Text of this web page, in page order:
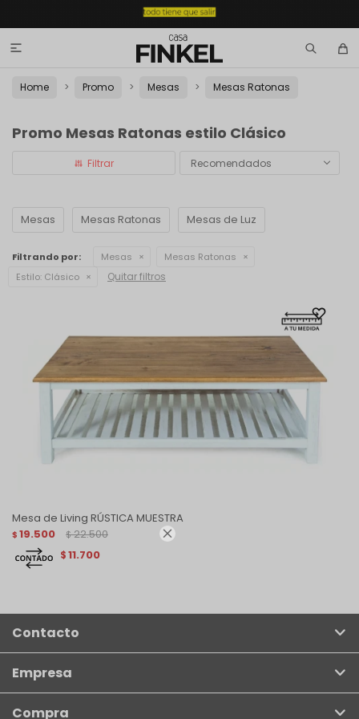


Home Promo Mesas Mesas Ratonas
Promo Mesas Ratonas estilo Clásico
Recomendados
Mesas Mesas Ratonas Mesas de Luz
Filtrando por: Mesas
Mesas Ratonas
Estilo: Clásico Quitar filtros
Mesa de Living RÚSTICA MUESTRA
$ 19.500 $ 22.500
$11.700
Contacto
Empresa
Compra